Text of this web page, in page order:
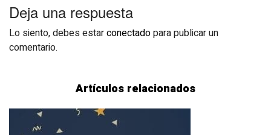
Deja una respuesta
Lo siento, debes estarconectadopara publicar un
comentario.
Artículos relacionados